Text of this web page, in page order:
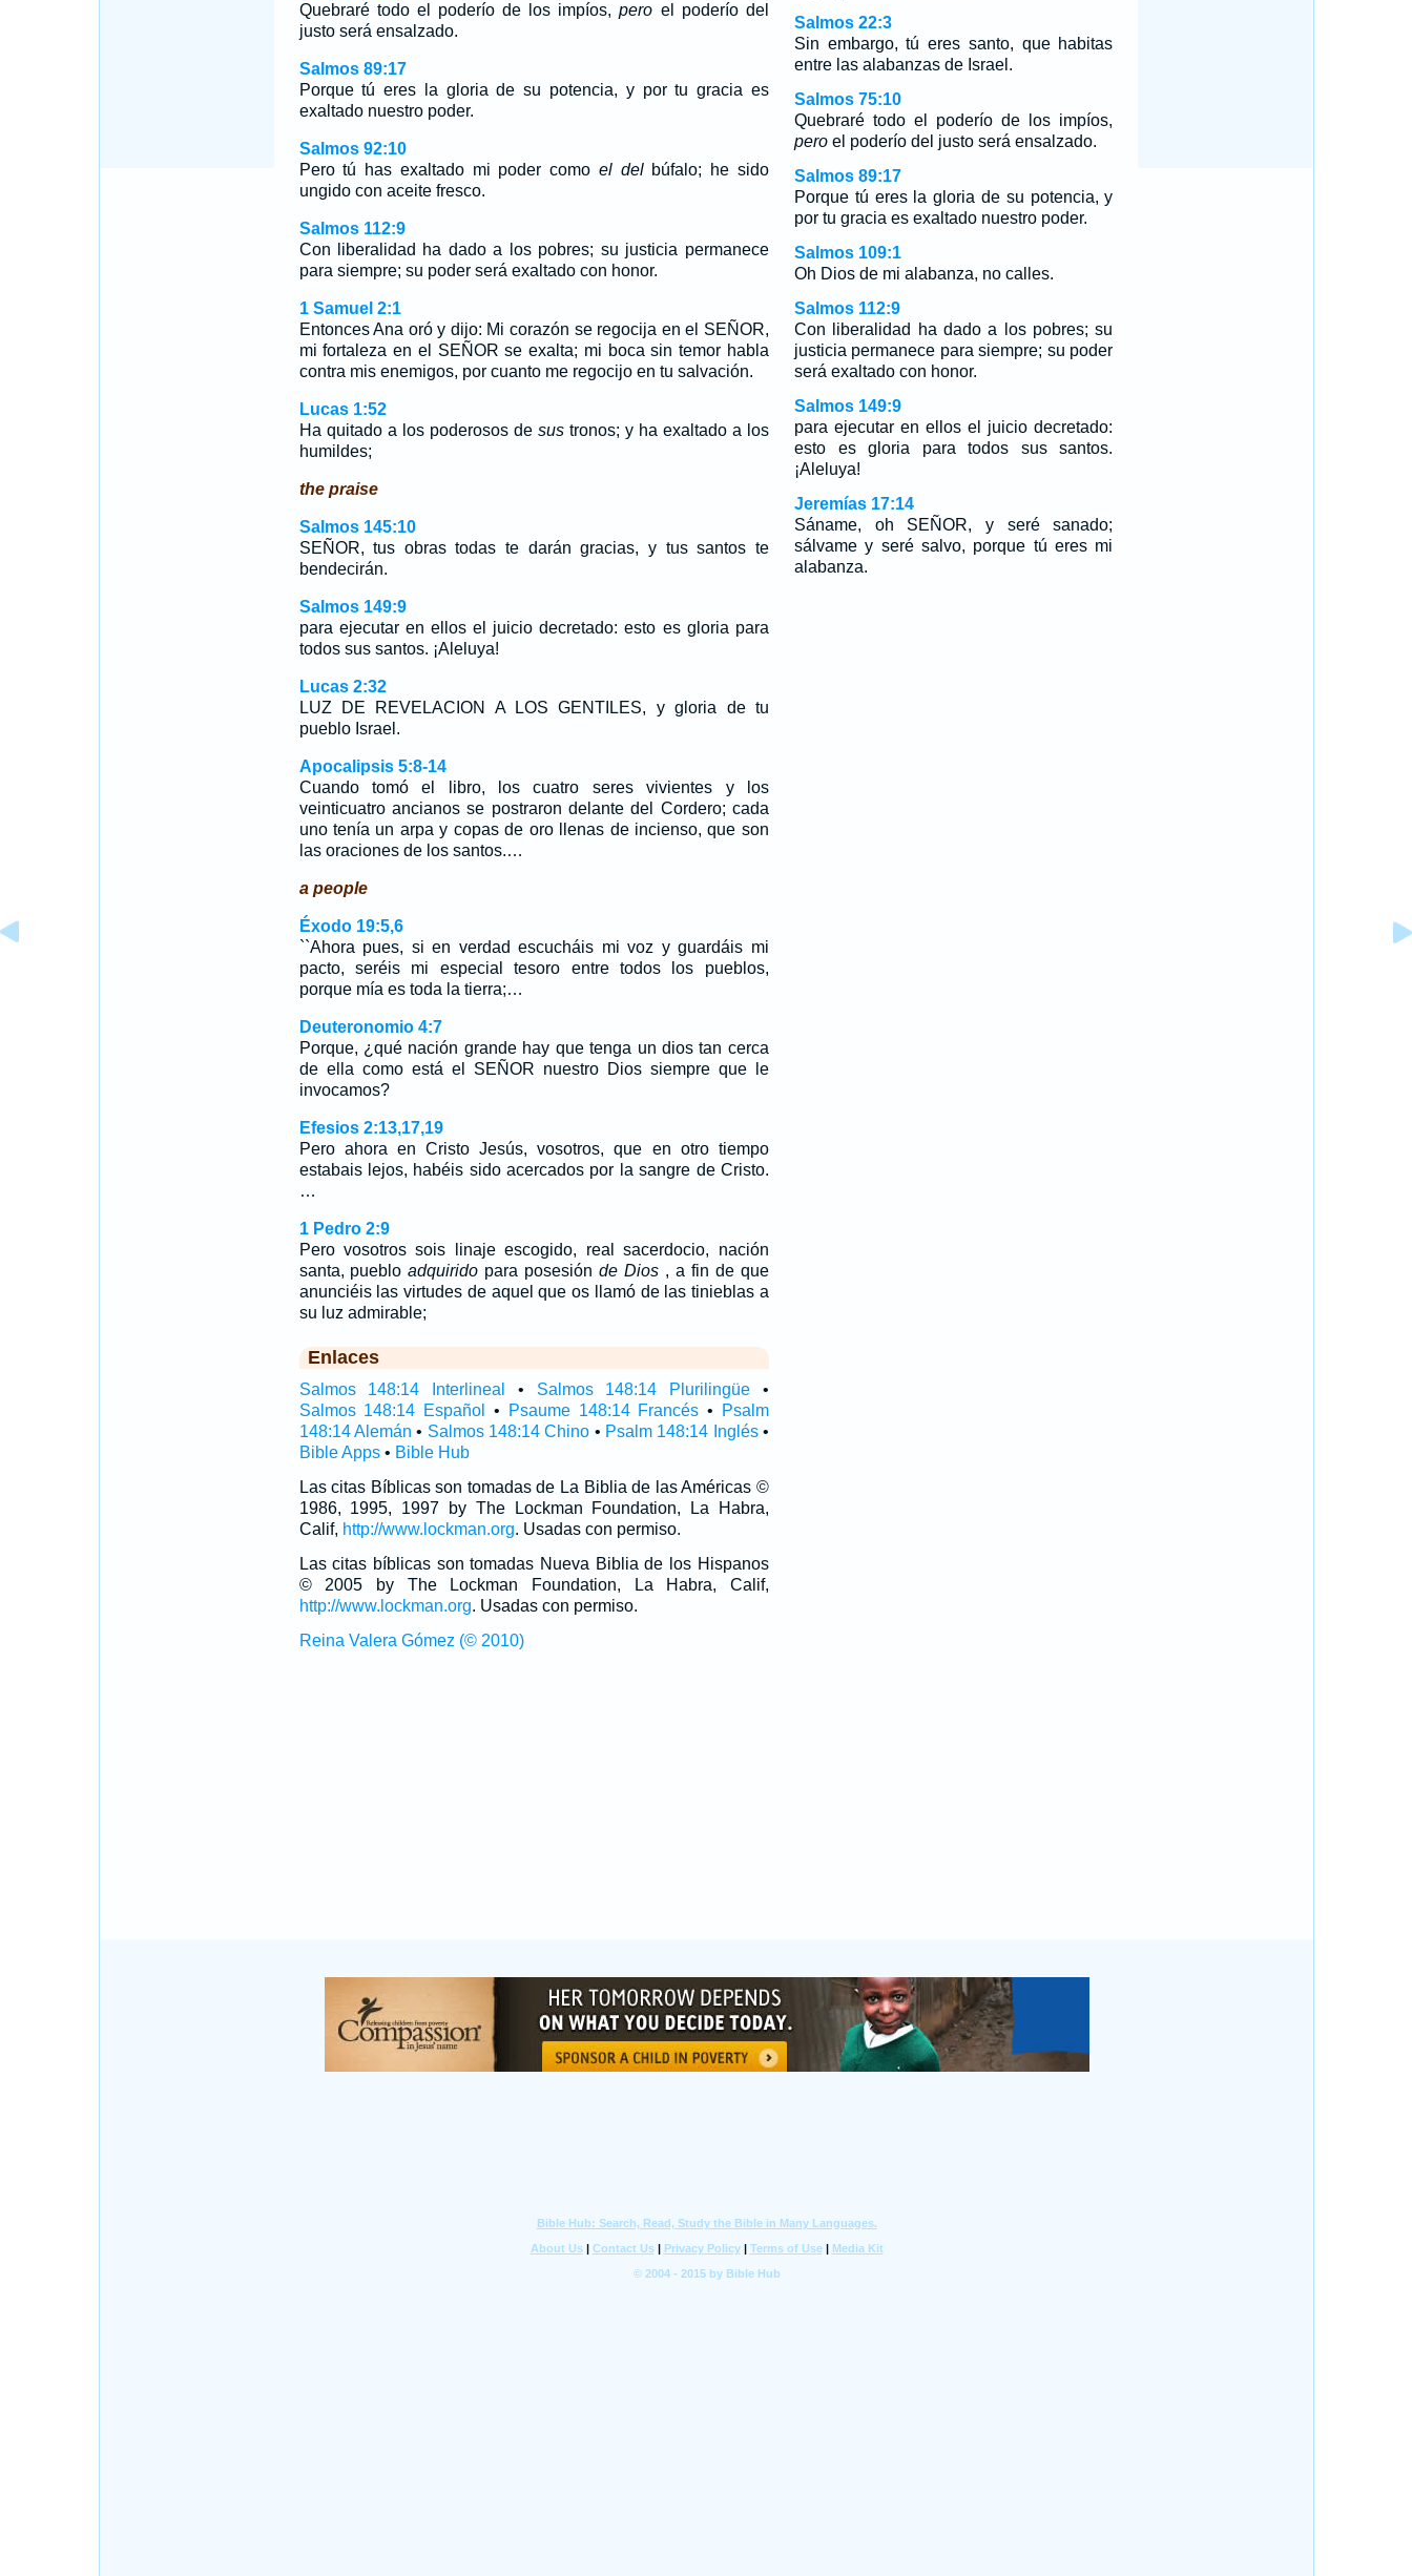
Quebraré todo el poderío de los impíos,pero el poderío del
justo será ensalzado.
Salmos 89:17
Porque tú eres la gloria de su potencia, y por tu gracia es
exaltado nuestro poder.
Salmos 92:10
Pero tú has exaltado mi poder como el delbúfalo; he sido
ungido con aceite fresco.
Salmos 112:9
Con liberalidad ha dado a los pobres; su justicia permanece
para siempre; su poder será exaltado con honor.
1 Samuel 2:1
Entonces Ana oró y dijo: Mi corazón se regocija en el SEÑOR,
mi fortaleza en el SEÑOR se exalta; mi boca sin temor habla
contra mis enemigos, por cuanto me regocijo en tu salvación.
Lucas 1:52
Ha quitado a los poderosos de sustronos; y ha exaltado a los
humildes;
the praise
Salmos 145:10
SEÑOR, tus obras todas te darán gracias, y tus santos te
bendecirán.
Salmos 149:9
para ejecutar en ellos el juicio decretado: esto es gloria para
todos sus santos. ¡Aleluya!
Lucas 2:32
LUZ DE REVELACION A LOS GENTILES, y gloria de tu
pueblo Israel.
Apocalipsis 5:8-14
Cuando tomó el libro, los cuatro seres vivientes y los
veinticuatro ancianos se postraron delante del Cordero; cada
uno tenía un arpa y copas de oro llenas de incienso, que son
las oraciones de los santos.…
a people
Éxodo 19:5,6
``Ahora pues, si en verdad escucháis mi voz y guardáis mi
pacto, seréis mi especial tesoro entre todos los pueblos,
porque mía es toda la tierra;…
Deuteronomio 4:7
Porque, ¿qué nación grande hay que tenga un dios tan cerca
de ella como está el SEÑOR nuestro Dios siempre que le
invocamos?
Efesios 2:13,17,19
Pero ahora en Cristo Jesús, vosotros, que en otro tiempo
estabais lejos, habéis sido acercados por la sangre de Cristo.
…
1 Pedro 2:9
Pero vosotros sois linaje escogido, real sacerdocio, nación
santa, puebloadquirido para posesiónde Dios , a fin de que
anunciéis las virtudes de aquel que os llamó de las tinieblas a
su luz admirable;
Enlaces
Salmos 148:14 Interlineal • Salmos 148:14 Plurilingüe •
Salmos 148:14 Español
• Psaume 148:14 Francés •
Psalm
148:14 Alemán • Salmos 148:14 Chino • Psalm 148:14 Inglés•
Bible Apps• Bible Hub
Las citas Bíblicas son tomadas de La Biblia de las Américas ©
1986, 1995, 1997 by The Lockman Foundation, La Habra,
Calif, http://www.lockman.org. Usadas con permiso.
Las citas bíblicas son tomadas Nueva Biblia de los Hispanos
© 2005 by The Lockman Foundation, La Habra, Calif,
http://www.lockman.org. Usadas con permiso.
Reina Valera Gómez (© 2010)
Salmos 22:3
Sin embargo, tú eres santo, que habitas
entre las alabanzas de Israel.
Salmos 75:10
Quebraré todo el poderío de los impíos,
peroel poderío del justo será ensalzado.
Salmos 89:17
Porque tú eres la gloria de su potencia, y
por tu gracia es exaltado nuestro poder.
Salmos 109:1
Oh Dios de mi alabanza, no calles.
Salmos 112:9
Con liberalidad ha dado a los pobres; su
justicia permanece para siempre; su poder
será exaltado con honor.
Salmos 149:9
para ejecutar en ellos el juicio decretado:
esto es gloria para todos sus santos.
¡Aleluya!
Jeremías 17:14
Sáname, oh SEÑOR, y seré sanado;
sálvame y seré salvo, porque tú eres mi
alabanza.